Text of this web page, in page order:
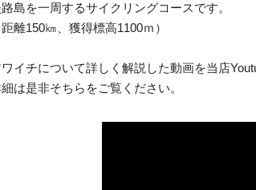
島を一周するサイクリングコースです。
距離150㎞、獲得標高1100ｍ）
イチについて詳しく解説した動画を当店
は是非そちらをご覧ください。